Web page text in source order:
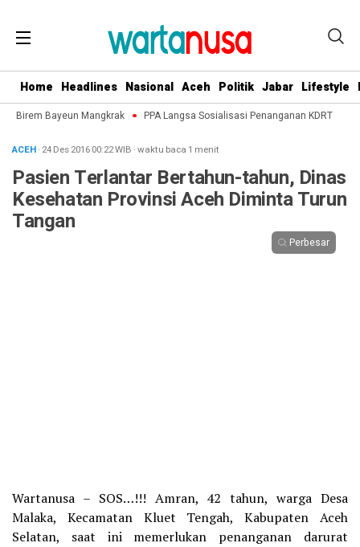
Home Headlines Nasional Aceh Politik Jabar Lifestyle
Birem Bayeun Mangkrak PPA Langsa Sosialisasi Penanganan KDRT
ACEH· 24 Des 201600:22WIB ·waktu baca 1 menit
Pasien Terlantar Bertahun-tahun, Dinas
Kesehatan Provinsi Aceh Diminta Turun
Tangan
Perbesar
Wartanusa – SOS…!!! Amran, 42 tahun, warga Desa
Malaka, Kecamatan Kluet Tengah, Kabupaten Aceh
Selatan, saat ini memerlukan penanganan darurat